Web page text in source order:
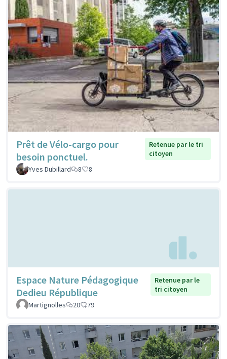
Prêt de Vélo-cargo pour
besoin ponctuel.
Retenue par le tri
citoyen
Yves Dubillard
8 8
Espace Nature Pédagogique
Dedieu République
Retenue par le
tri citoyen
Martignolles
20 79